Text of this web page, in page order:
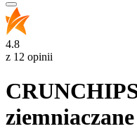
4.8
z 12 opinii